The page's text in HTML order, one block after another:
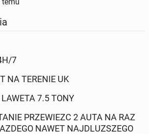
7
NA TERENIE UK
7.5 TONY
PRZEWIEZC 2 AUTA NA RAZ
NAWET NAJDLUZSZEGO